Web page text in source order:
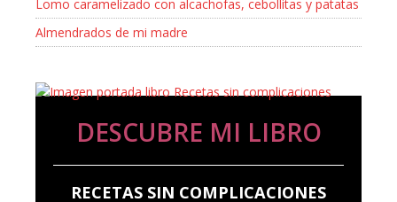
Lomo caramelizado con alcachofas, cebollitas y patatas
Almendrados de mi madre
DESCUBRE MI LIBRO
RECETAS SIN COMPLICACIONES